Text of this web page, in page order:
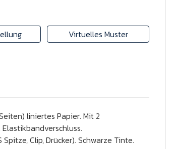
Virtuelles Muster
liniertes Papier. Mit 2
Clip, Drücker). Schwarze Tinte.